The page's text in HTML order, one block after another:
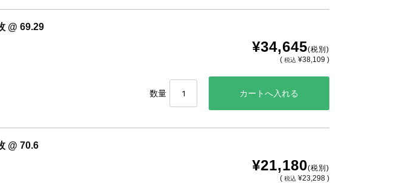
@ 69.29
¥34,645(税別)
( 税込 ¥38,109 )
数量
@ 70.6
¥21,180(税別)
( 税込 ¥23,298 )